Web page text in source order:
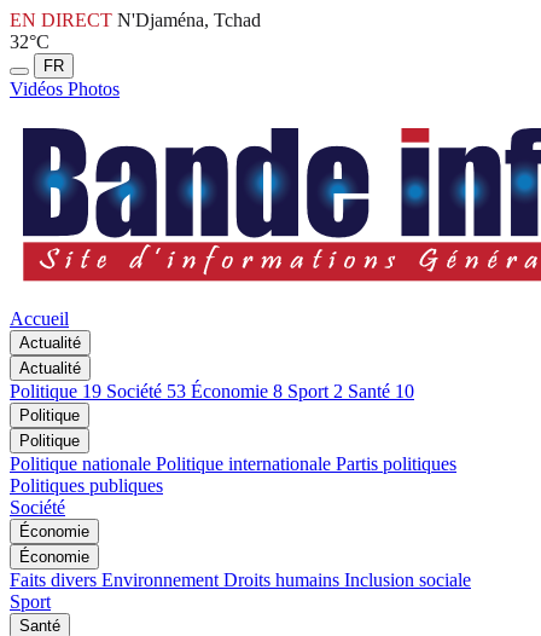
EN DIRECT N'Djaména, Tchad
32°C
FR
Vidéos Photos
Accueil
Actualité
Actualité
Politique 19 Société 53 Économie 8 Sport 2 Santé 10
Politique
Politique
Politique nationale Politique internationale Partis politiques
Politiques publiques
Société
Économie
Économie
Faits divers Environnement Droits humains Inclusion sociale
Sport
Santé